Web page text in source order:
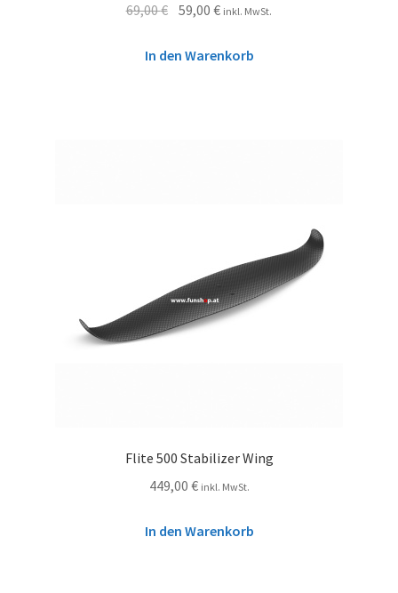
69,00€ 59,00€ inkl. MwSt.
In den Warenkorb
Flite 500 Stabilizer Wing
449,00 € inkl. MwSt.
In den Warenkorb